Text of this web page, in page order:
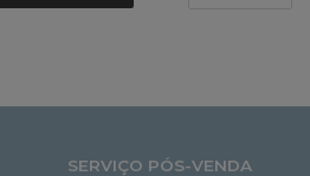
SERVIÇO PÓS-VENDA